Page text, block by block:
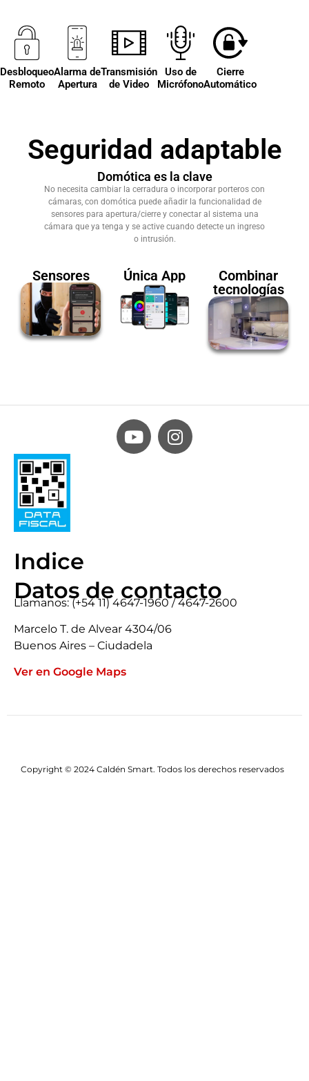
Desbloqueo
Remoto
Alarma de
Apertura
Transmisión
de Video
Uso de
Micrófono
Cierre
Automático
Seguridad adaptable
Domótica es la clave
No necesita cambiar la cerradura o incorporar porteros con
cámaras, con domótica puede añadir la funcionalidad de
sensores para apertura/cierre y conectar al sistema una
cámara que ya tenga y se active cuando detecte un ingreso
o intrusión.
Sensores Única App
Combinar
tecnologías
Indice
Datos de contacto
Llamanos: (+54 11) 4647-1960 / 4647-2600
Marcelo T. de Alvear 4304/06
Buenos Aires – Ciudadela
Ver en Google Maps
Copyright © 2024 Caldén Smart. Todos los derechos reservados